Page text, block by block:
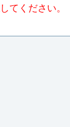
てください。